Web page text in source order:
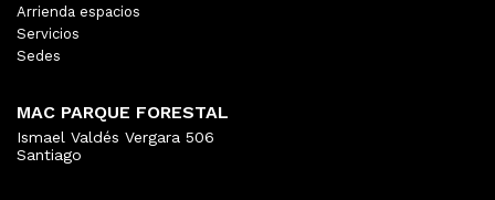
Arrienda espacios
Servicios
Sedes
MAC PARQUE FORESTAL
Ismael Valdés Vergara 506
Santiago